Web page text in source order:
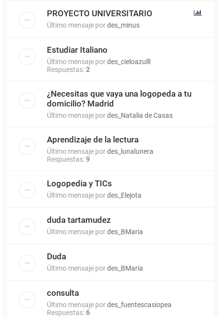
PROYECTO UNIVERSITARIO
Último mensaje pordes_minus
Estudiar Italiano
Último mensaje pordes_cieloazulll
Respuestas:2
¿Necesitas que vaya una logopeda a tu
domicilio? Madrid
Último mensaje pordes_Natalia de Casas
Aprendizaje de la lectura
Último mensaje pordes_lunalunera
Respuestas:9
Logopedia y TICs
Último mensaje pordes_Elejota
duda tartamudez
Último mensaje pordes_BMaria
Duda
Último mensaje pordes_BMaria
consulta
Último mensaje pordes_fuentescasiopea
Respuestas: 6